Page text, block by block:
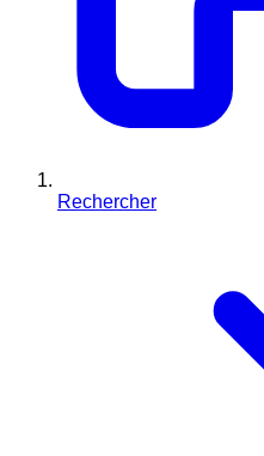
Rechercher